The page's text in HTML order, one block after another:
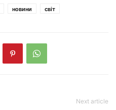
новини світ
Next article